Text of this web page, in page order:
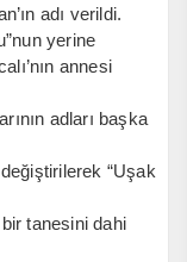
adı verildi.
yerine
annesi
adları başka
“Uşak
tanesini dahi